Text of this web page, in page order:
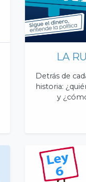
LA
Detrás de
historia:
y